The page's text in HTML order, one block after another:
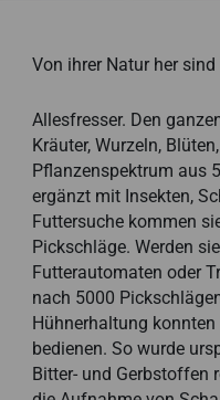
Von ihrer Natur her sind
Allesfresser. Den
Kräuter, Wurzeln,
Pflanzenspektrum aus
ergänzt mit Insekten,
Futtersuche kommen
Pickschläge. Werden
Futterautomaten oder
nach 5000
Hühnerhaltung
bedienen. So wurde
Bitter- und Gerbstoffen